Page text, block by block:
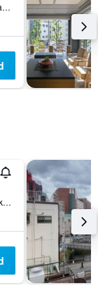
2-11-4, Hakataekimae, Hakataku, Fukuoka, Japan
1-5-27 Arato Chuo-ku, Fukuoka, Japan